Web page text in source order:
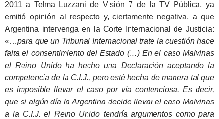
2011 a Telma Luzzani de Visión 7 de la TV Pública, ya
emitió opinión al respecto y, ciertamente negativa, a que
Argentina intervenga en la Corte Internacional de Justicia:
«…para que un Tribunal Internacional trate la cuestión hace
falta el consentimiento del Estado (…) En el caso Malvinas
el Reino Unido ha hecho una Declaración aceptando la
competencia de la C.I.J., pero esté hecha de manera tal que
es imposible llevar el caso por vía contenciosa. Es decir,
que si algún día la Argentina decide llevar el caso Malvinas
a la C.I.J. el Reino Unido tendría argumentos como para